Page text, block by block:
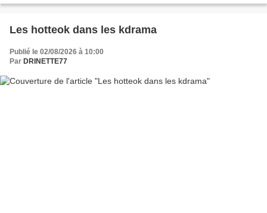
Les hotteok dans les kdrama
Publié le 02/08/2026 à 10:00
Par DRINETTE77